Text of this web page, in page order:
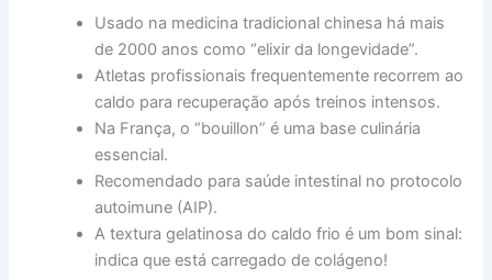
Usado na medicina tradicional chinesa há mais
de 2000 anos como “elixir da longevidade”.
Atletas profissionais frequentemente recorrem ao
caldo para recuperação após treinos intensos.
Na França, o “bouillon” é uma base culinária
essencial.
Recomendado para saúde intestinal no protocolo
autoimune (AIP).
A textura gelatinosa do caldo frio é um bom sinal:
indica que está carregado de colágeno!